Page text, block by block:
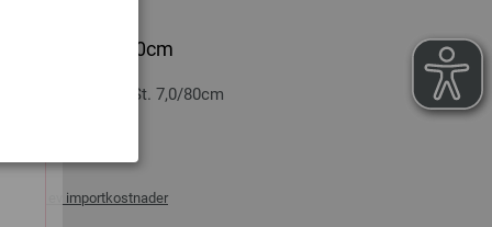
St. 7,0/80cm
tre: Multicolor St. 7,0/80cm
og ev importkostnader